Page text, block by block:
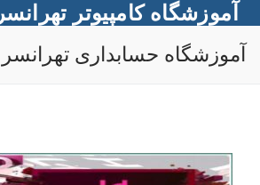
محتوا
آموزشگاه کامپیوتر تهرانسر
جستجو
آموزشگاه حسابداری تهرانسر